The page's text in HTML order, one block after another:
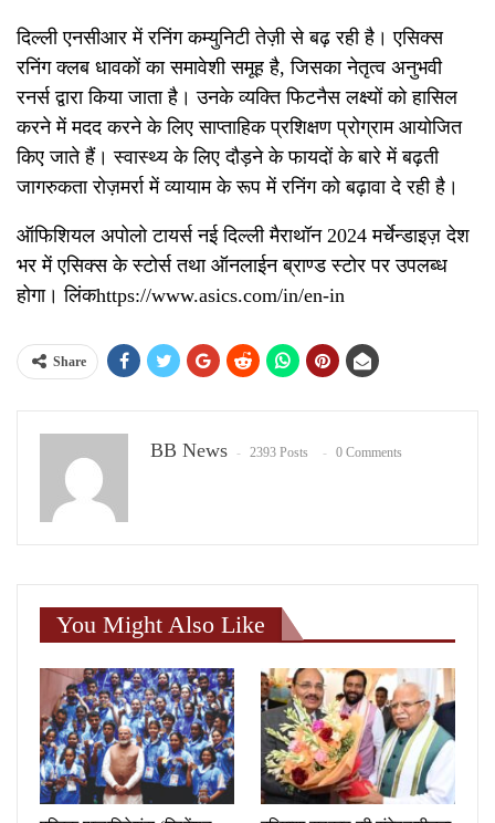
दिल्ली एनसीआर में रनिंग कम्युनिटी तेज़ी से बढ़ रही है। एसिक्स
रनिंग क्लब धावकों का समावेशी समूह है, जिसका नेतृत्व अनुभवी
रनर्स द्वारा किया जाता है। उनके व्यक्ति फिटनैस लक्ष्यों को हासिल
करने में मदद करने के लिए साप्ताहिक प्रशिक्षण प्रोग्राम आयोजित
किए जाते हैं। स्वास्थ्य के लिए दौड़ने के फायदों के बारे में बढ़ती
जागरुकता रोज़मर्रा में व्यायाम के रूप में रनिंग को बढ़ावा दे रही है।
ऑफिशियल अपोलो टायर्स नई दिल्ली मैराथॉन 2024 मर्चेन्डाइज़ देश
भर में एसिक्स के स्टोर्स तथा ऑनलाईन ब्राण्ड स्टोर पर उपलब्ध
होगा। लिंकhttps://www.asics.com/in/en-in
Share
BB News 2393 Posts 0 Comments
You Might Also Like